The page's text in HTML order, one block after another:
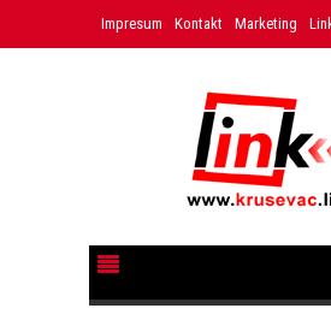
Impresum Kontakt Marketing